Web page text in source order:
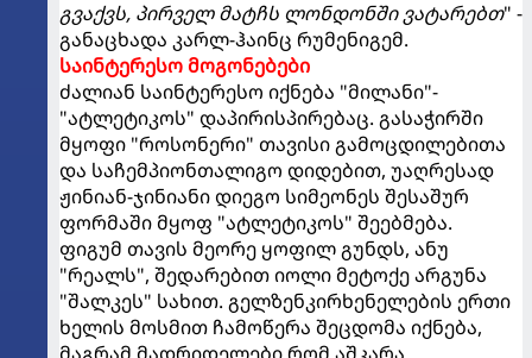
გვაქვს, პირველ მატჩს ლონდონში ვატარებთ" -
განაცხადა კარლ-ჰაინც რუმენიგემ.
საინტერესო მოგონებები
ძალიან საინტერესო იქნება "მილანი"-
"ატლეტიკოს" დაპირისპირებაც. გასაჭირში
მყოფი "როსონერი" თავისი გამოცდილებითა
და საჩემპიონთალიგო დიდებით, უაღრესად
ჟინიან-ჯინიანი დიეგო სიმეონეს შესაშურ
ფორმაში მყოფ "ატლეტიკოს" შეებმება.
ფიგუმ თავის მეორე ყოფილ გუნდს, ანუ
"რეალს", შედარებით იოლი მეტოქე არგუნა
"შალკეს" სახით. გელზენკირხენელების ერთი
ხელის მოსმით ჩამოწერა შეცდომა იქნება,